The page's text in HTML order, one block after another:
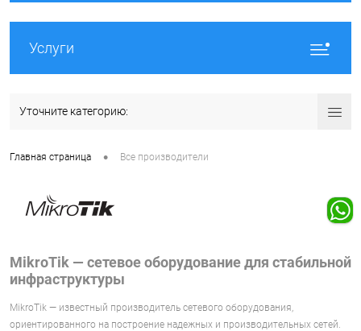
Услуги
Уточните категорию:
Главная страница • Все производители
MikroTik — сетевое оборудование для стабильной
инфраструктуры
MikroTik — известный производитель сетевого оборудования,
ориентированного на построение надежных и производительных сетей.